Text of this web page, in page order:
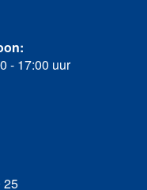
- 17:00 uur
25